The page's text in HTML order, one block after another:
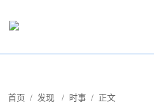
首页 /发现 / 时事 / 正文